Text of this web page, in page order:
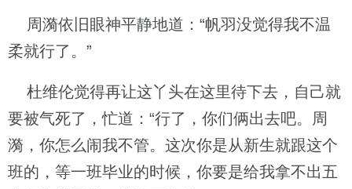
周漪依旧眼神平静地道：“帆羽没觉得我不温
柔就行了。”
杜维伦觉得再让这丫头在这里待下去，自己就
要被气死了，忙道：“行了，你们俩出去吧。周
漪，你怎么闹我不管。这次你是从新生就跟这个
班的，等一班毕业的时候，你要是给我拿不出五